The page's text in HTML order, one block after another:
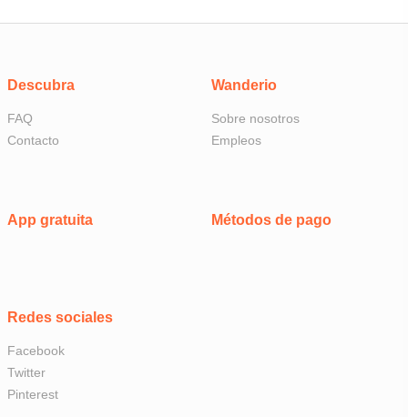
Descubra
FAQ
Contacto
Wanderio
Sobre nosotros
Empleos
App gratuita
Redes sociales
Facebook
Twitter
Pinterest
Métodos de pago